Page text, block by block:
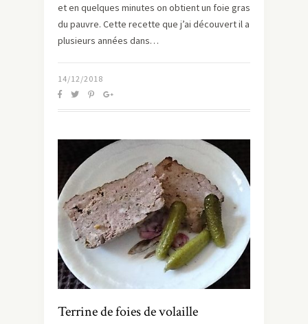
et en quelques minutes on obtient un foie gras
du pauvre. Cette recette que j’ai découvert il a
plusieurs années dans…
14/12/2018
Terrine de foies de volaille